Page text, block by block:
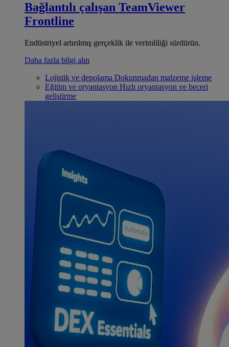
Bağlantılı çalışan TeamViewer
Frontline
Endüstriyel artırılmış gerçeklik ile verimliliği sürdürün.
Daha fazla bilgi alın
Lojistik ve depolama Dokunmadan malzeme işleme
Eğitim ve oryantasyon Hızlı oryantasyon ve beceri
geliştirme